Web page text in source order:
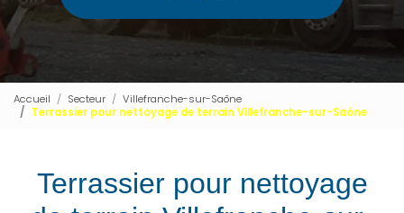
Accueil Secteur
Villefranche-sur-Saône
Terrassier pour nettoyage de terrain Villefranche-sur-Saône
Terrassier pour nettoyage